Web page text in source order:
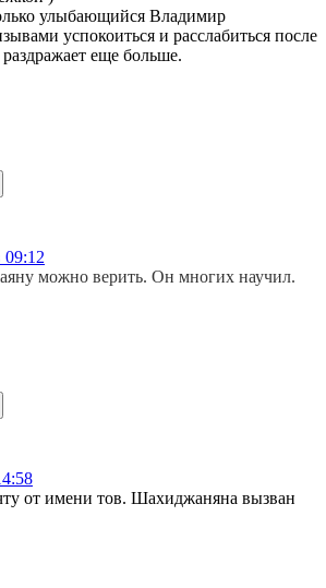
улыбающийся Владимир
успокоиться и расслабиться после
еще больше.
09:12
можно верить. Он многих научил.
от имени тов. Шахиджаняна вызван